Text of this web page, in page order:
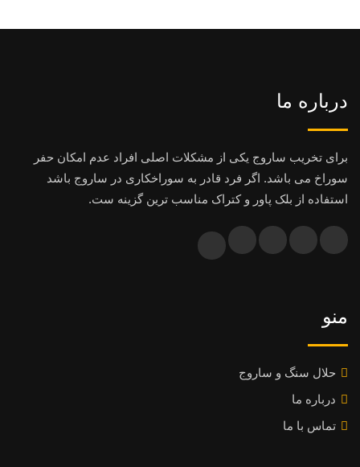
درباره ما
برای تخریب ساروج یکی از مشکلات اصلی افراد عدم امکان حفر
سوراخ می باشد. اگر فرد قادر به سوراخکاری در ساروج باشد
استفاده از بلک پاور و کتراک مناسب ترین گزینه ست.
منو
حلال سنگ و ساروج
درباره ما
تماس با ما